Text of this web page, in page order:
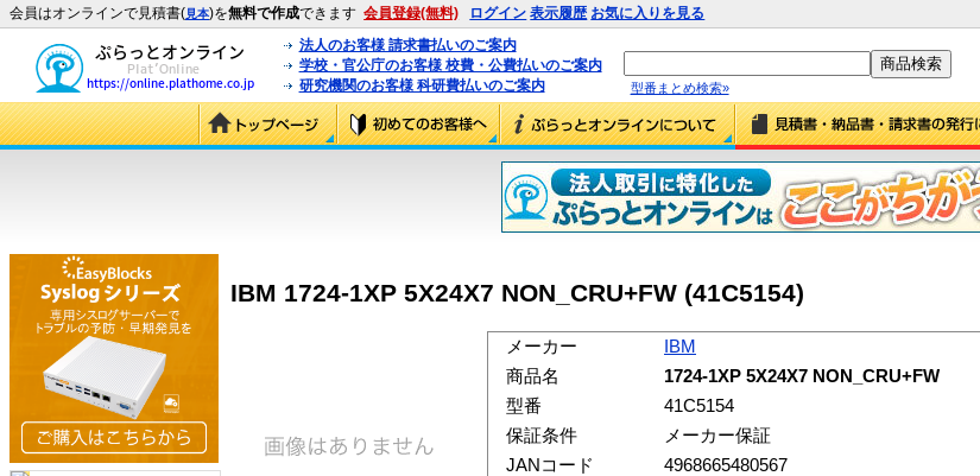
会員はオンラインで見積書(見本)を無料で作成できます 会員登録(無料) ログイン 表示履歴 お気に入りを見る
法人のお客様 請求書払いのご案内
学校・官公庁のお客様 校費・公費払いのご案内
研究機関のお客様 科研費払いのご案内
型番まとめ検索»
IBM 1724-1XP 5X24X7 NON_CRU+FW (41C5154)
メーカー
IBM
商品名
1724-1XP 5X24X7 NON_CRU+FW
型番
41C5154
保証条件
メーカー保証
JANコード
4968665480567